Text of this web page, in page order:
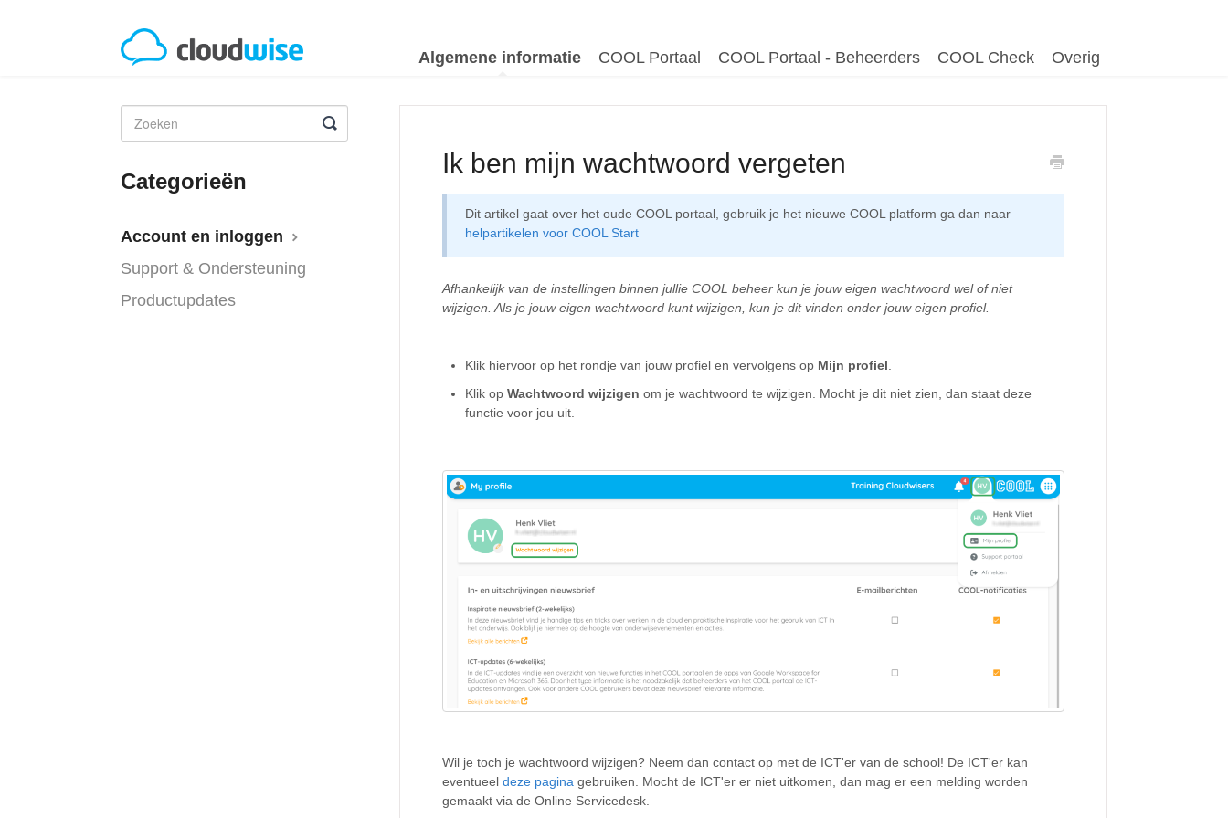
Algemene informatie COOL Portaal COOL Portaal - Beheerders COOL Check Overig
Ik ben mijn wachtwoord vergeten
Dit artikel gaat over het oude COOL portaal, gebruik je het nieuwe COOL platform ga dan naar
helpartikelen voor COOL Start
Afhankelijk van de instellingen binnen jullie COOL beheer kun je jouw eigen wachtwoord wel of niet
wijzigen. Als je jouw eigen wachtwoord kunt wijzigen, kun je dit vinden onder jouw eigen profiel.
Klik hiervoor op het rondje van jouw profiel en vervolgens op Mijn profiel
Klik op Wachtwoord wijzigen om je wachtwoord te wijzigen. Mocht je dit niet zien, dan staat deze
functie voor jou uit.
Wil je toch je wachtwoord wijzigen? Neem dan contact op met de ICT'er van de school! De ICT'er kan
eventueel deze paginagebruiken. Mocht de ICT'er er niet uitkomen, dan mag er een melding worden
gemaakt via de Online Servicedesk.
Categorieën
Account en inloggen
Support & Ondersteuning
Productupdates